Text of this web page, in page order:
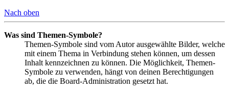
Nach oben
Was sind Themen-Symbole?
Themen-Symbole sind vom Autor ausgewählte Bilder, welche
mit einem Thema in Verbindung stehen können, um dessen
Inhalt kennzeichnen zu können. Die Möglichkeit, Themen-
Symbole zu verwenden, hängt von deinen Berechtigungen
ab, die die Board-Administration gesetzt hat.